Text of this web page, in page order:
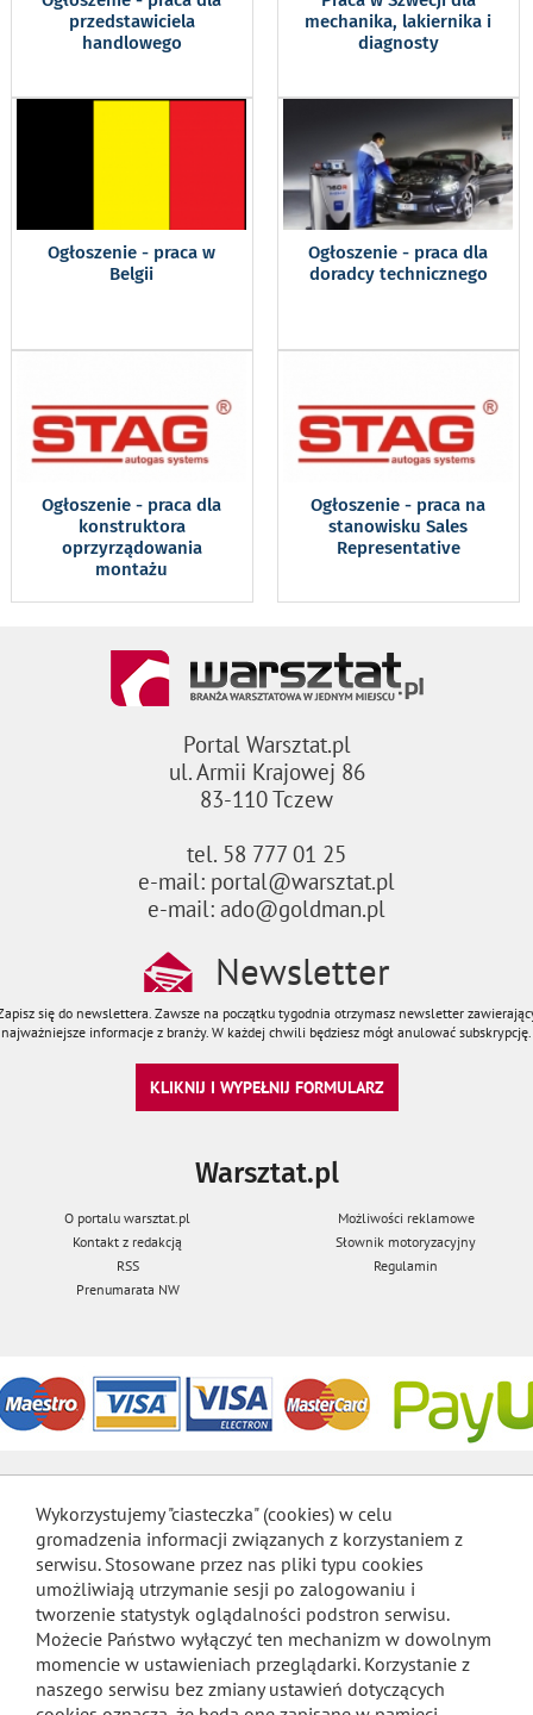
przedstawiciela
handlowego
mechanika, lakiernika i
diagnosty
Ogłoszenie - praca w
Belgii
Ogłoszenie - praca dla
doradcy technicznego
Ogłoszenie - praca dla
konstruktora
oprzyrządowania
montażu
Ogłoszenie - praca na
stanowisku Sales
Representative
Portal Warsztat.pl
ul. Armii Krajowej 86
83-110 Tczew
tel. 58 777 01 25
e-mail: portal@warsztat.pl
e-mail: ado@goldman.pl
Newsletter
się do newslettera. Zawsze na początku tygodnia otrzymasz newsletter
najważniejsze informacje z branży. W każdej chwili będziesz mógł anulować subskrypcję.
KLIKNIJ I WYPEŁNIJ FORMULARZ
Warsztat.pl
O portalu warsztat.pl
Możliwości reklamowe
Kontakt z redakcją
Słownik motoryzacyjny
RSS
Regulamin
Prenumarata NW
Wykorzystujemy "ciasteczka" (cookies) w celu
gromadzenia informacji związanych z korzystaniem z
serwisu. Stosowane przez nas pliki typu cookies
umożliwiają utrzymanie sesji po zalogowaniu i
tworzenie statystyk oglądalności podstron serwisu.
Możecie Państwo wyłączyć ten mechanizm w dowolnym
momencie w ustawieniach przeglądarki. Korzystanie z
naszego serwisu bez zmiany ustawień dotyczących